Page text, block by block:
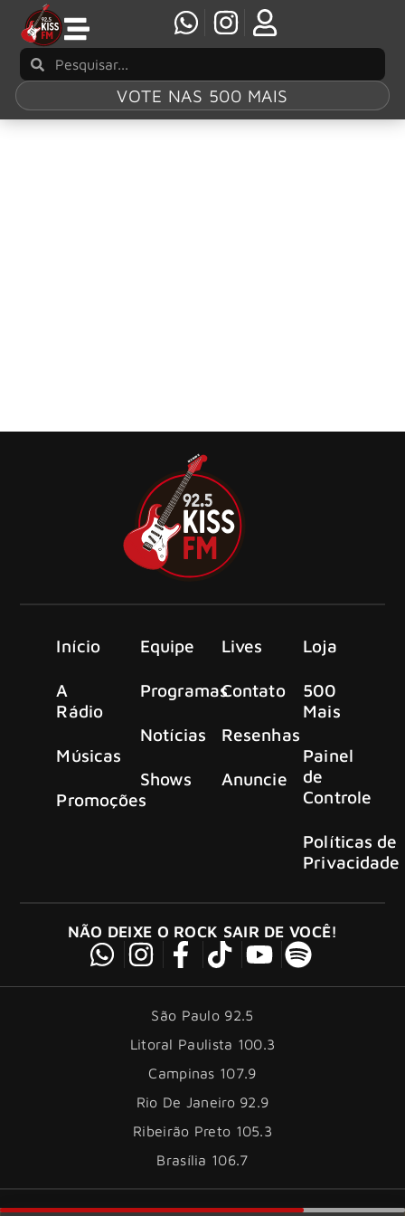
VOTE NAS 500 MAIS
Início
A
Rádio
Músicas
Promoções
Equipe
Programas
Notícias
Shows
Lives
Contato
Resenhas
Anuncie
Loja
500
Mais
Painel
de
Controle
Políticas de
Privacidade
NÃO DEIXE O ROCK SAIR DE VOCÊ!
São Paulo 92.5
Litoral Paulista 100.3
Campinas 107.9
Rio De Janeiro 92.9
Ribeirão Preto 105.3
Brasília 106.7